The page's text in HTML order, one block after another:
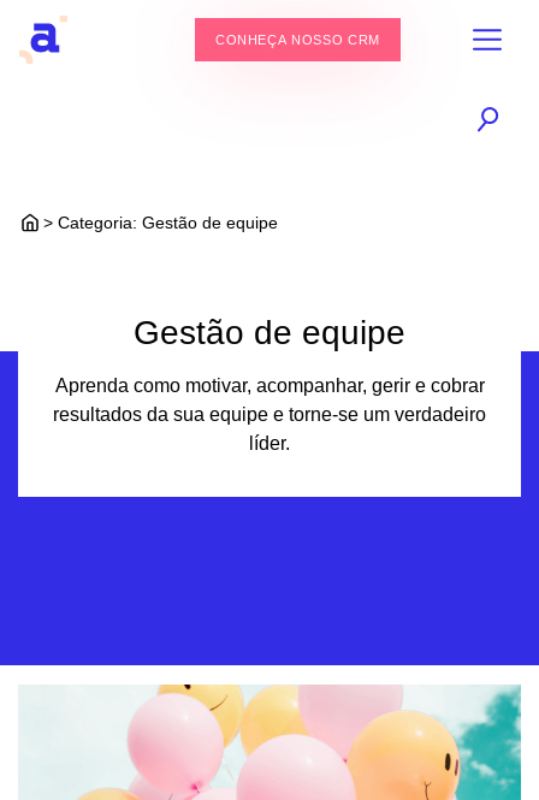
CONHEÇA NOSSO CRM
> Categoria: Gestão de equipe
Gestão de equipe
Aprenda como motivar, acompanhar, gerir e cobrar
resultados da sua equipe e torne-se um verdadeiro
líder.